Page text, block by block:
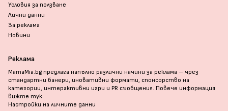
Условия за ползване
Лични данни
За реклама
Новини
Реклама
MamaMia.bg предлага напълно различни начини за реклама – чрез
стандартни банери, иновативни формати, спонсорство на
категории, интерактивни игри и PR съобщения. Повече информация
вижте тук.
Настройки на личните данни